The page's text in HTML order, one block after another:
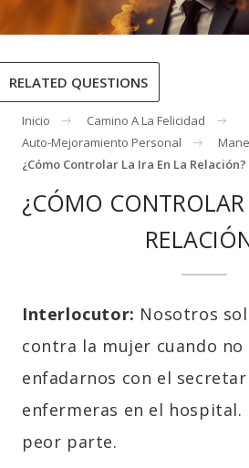
RELATED QUESTIONS
Inicio
Camino A La Felicidad
Auto-Mejoramiento Personal
¿cómo Controlar La Ira En La Relación?
¿CÓMO
Interlocutor: Nosotros
contra la mujer cuando no
enfadarnos con el
enfermeras en el hospital.
peor parte.